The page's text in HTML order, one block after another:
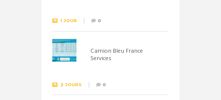
1 JOUR 0
Camion Bleu France
Services
2 JOURS 0